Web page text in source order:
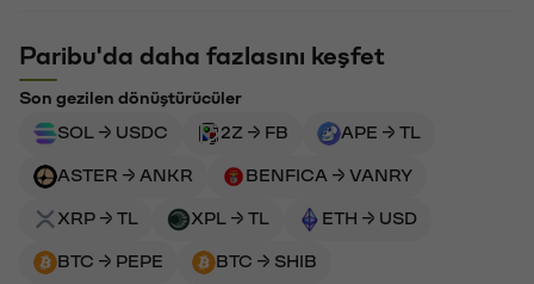
Paribu'da daha fazlasını keşfet
Son gezilen dönüştürücüler
SOL → USDC
2Z → FB APE → TL
ASTER → ANKR BENFICA → VANRY
XRP → TL XPL → TL ETH → USD
BTC → PEPE
BTC → SHIB